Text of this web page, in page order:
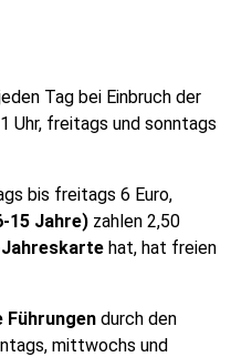
Tag bei Einbruch der
Uhr, freitags und sonntags
bis freitags 6 Euro,
15 Jahre) zahlen 2,50
hat, hat freien
Führungen durch den
mittwochs und